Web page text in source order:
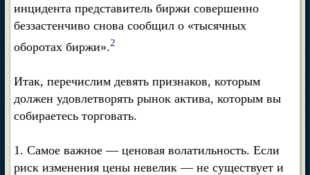
инцидента представитель биржи совершенно
беззастенчиво снова сообщил о «тысячных
оборотах биржи».2
Итак, перечислим девять признаков, которым
должен удовлетворять рынок актива, которым вы
собираетесь торговать.
1. Самое важное — ценовая волатильность. Если
риск изменения цены невелик — не существует и